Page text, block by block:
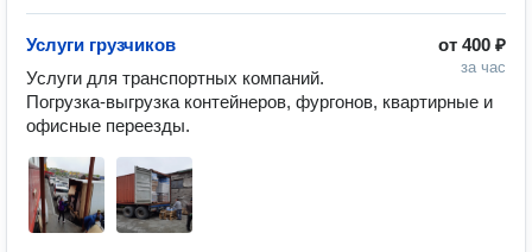
от 400 ₽
за час
Услуги грузчиков
Услуги для транспортных компаний.
Погрузка-выгрузка контейнеров, фургонов, квартирные и
офисные переезды.